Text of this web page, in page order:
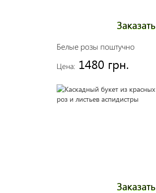
Белые розы поштучно
Цена: 1480 грн.
Заказать
Заказать